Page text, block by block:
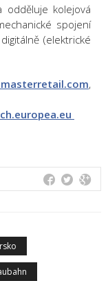
odděluje kolejová
spojení
(elektrické
,